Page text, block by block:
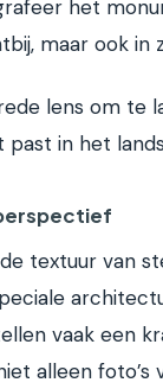
het
maar ook in
lens om te
in het
textuur van
vaak een
alleen foto’s